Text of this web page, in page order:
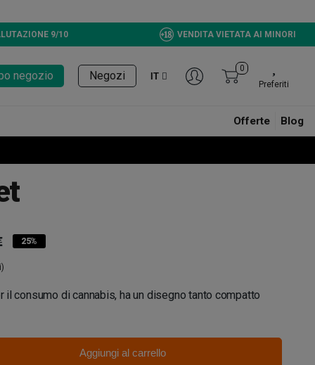
9/10 VENDITA VIETATA AI MINORI
negozio Negozi IT
0
Preferiti
Offerte Blog
25%
il consumo di cannabis, ha un disegno tanto compatto
Aggiungi al carrello